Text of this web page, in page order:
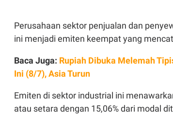
Perusahaan sektor penjualan dan
ini menjadi emiten keempat yang
Baca Juga: Rupiah Dibuka Melemah
Ini (8/7), Asia Turun
Emiten di sektor industrial ini
atau setara dengan 15,06% dari modal